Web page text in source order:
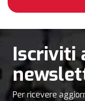
Iscriviti
Per ricevere